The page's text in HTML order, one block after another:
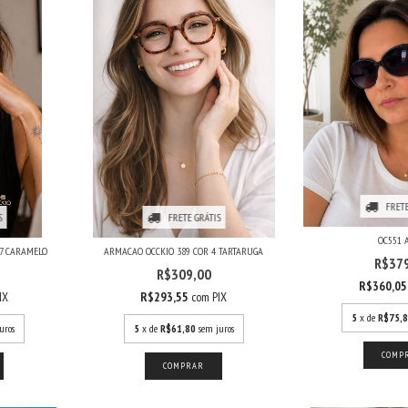
CARAMELO
FRETE GRÁTIS
ARMACAO OCCKIO 389 COR 4 TARTARUGA
R$309,00
R$293,55 com PIX
5 x de R$61,80 sem juros
OC551
5 x de